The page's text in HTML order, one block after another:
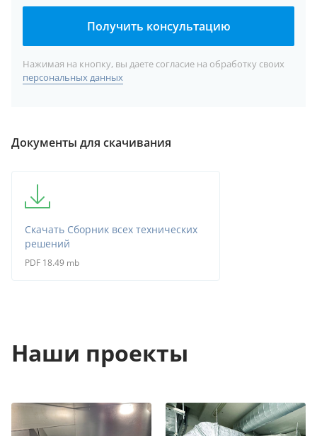
Получить консультацию
Нажимая на кнопку, вы даете согласие на обработку своих
персональных данных
Документы для скачивания
Скачать Сборник всех технических
решений
PDF 18.49 mb
Наши проекты